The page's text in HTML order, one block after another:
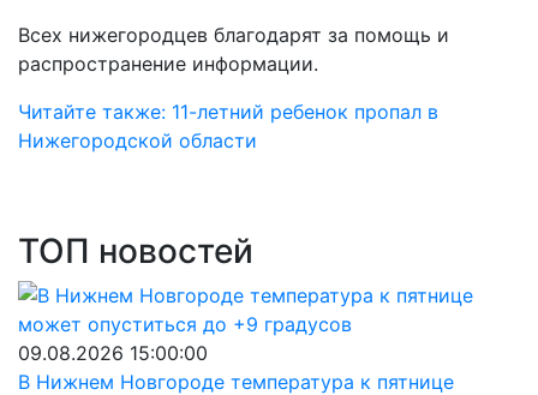
Всех нижегородцев благодарят за помощь и
распространение информации.
Читайте также: 11-летний ребенок пропал в
Нижегородской области
ТОП новостей
09.08.2026 15:00:00
В Нижнем Новгороде температура к пятнице